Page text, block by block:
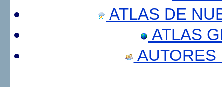
ATLAS DE
ATLAS
AUTORES